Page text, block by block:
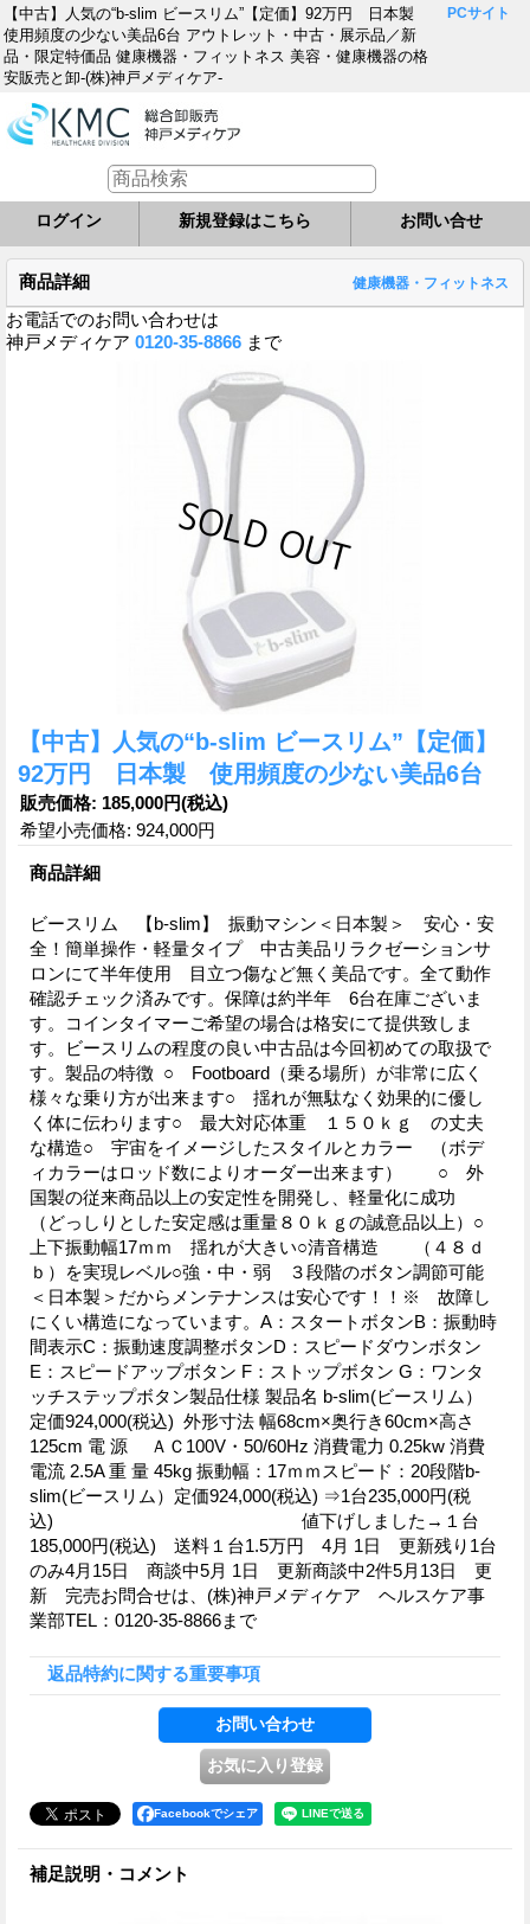
【中古】人気の“b-slim ビースリム”【定価】92万円 日本製
使用頻度の少ない美品6台 アウトレット・中古・展示品／新
品・限定特価品 健康機器・フィットネス 美容・健康機器の格
安販売と卸-(株)神戸メディケア-
PCサイト
ログイン 新規登録はこちら お問い合せ
商品詳細 健康機器・フィットネス
お電話でのお問い合わせは
神戸メディケア 0120-35-8866 まで
【中古】人気の“b-slim ビースリム”【定価】
92万円 日本製 使用頻度の少ない美品6台
販売価格: 185,000円(税込)
希望小売価格: 924,000円
商品詳細
ビースリム 【b-slim】 振動マシン＜日本製＞ 安心・安
全！簡単操作・軽量タイプ 中古美品リラクゼーションサ
ロンにて半年使用 目立つ傷など無く美品です。全て動作
確認チェック済みです。保障は約半年 6台在庫ございま
す。コインタイマーご希望の場合は格安にて提供致しま
す。ビースリムの程度の良い中古品は今回初めての取扱で
す。製品の特徴 ○ Footboard（乗る場所）が非常に広く
様々な乗り方が出来ます○ 揺れが無駄なく効果的に優し
く体に伝わります○ 最大対応体重 １５０ｋｇ の丈夫
な構造○ 宇宙をイメージしたスタイルとカラー （ボデ
ィカラーはロッド数によりオーダー出来ます） ○ 外
国製の従来商品以上の安定性を開発し、軽量化に成功
（どっしりとした安定感は重量８０ｋｇの誠意品以上）○
上下振動幅17ｍｍ 揺れが大きい○清音構造 （４８ｄ
ｂ）を実現レベル○強・中・弱 ３段階のボタン調節可能
＜日本製＞だからメンテナンスは安心です！！※ 故障し
にくい構造になっています。A：スタートボタンB：振動時
間表示C：振動速度調整ボタンD：スピードダウンボタン
E：スピードアップボタン F：ストップボタン G：ワンタ
ッチステップボタン製品仕様 製品名 b-slim(ビースリム）
定価924,000(税込) 外形寸法 幅68cm×奥行き60cm×高さ
125cm 電 源 ＡＣ100V・50/60Hz 消費電力 0.25kw 消費
電流 2.5A 重 量 45kg 振動幅：17ｍｍスピード：20段階b-
slim(ビースリム）定価924,000(税込) ⇒1台235,000円(税
込) 値下げしました→１台
185,000円(税込) 送料１台1.5万円 4月 1日 更新残り1台
のみ4月15日 商談中5月 1日 更新商談中2件5月13日 更
新 完売お問合せは、(株)神戸メディケア ヘルスケア事
業部TEL：0120-35-8866まで
返品特約に関する重要事項
Facebookでシェア
補足説明・コメント